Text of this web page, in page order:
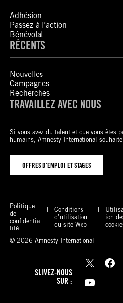
Adhésion
Passez à l’action
Bénévolat
RÉCENTS
Nouvelles
Campagnes
Recherches
TRAVAILLEZ AVEC NOUS
Si vous avez du talent et que vous êtes
humains, Amnesty International
OFFRES D’EMPLOI ET STAGES
Politique
de
confidentia
lité
Conditions
d’utilisation
du site Web
ion
© 2026 Amnesty International
SUIVEZ-NOUS
SUR :
X Facebook
YouTube